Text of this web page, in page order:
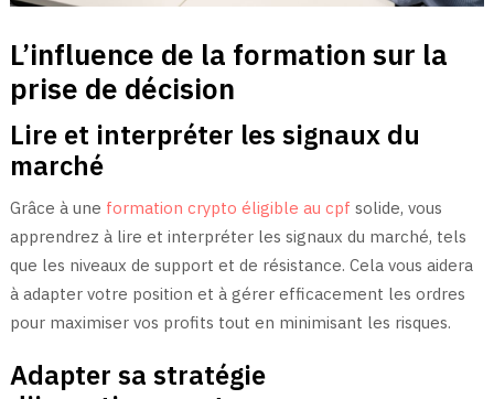
L’influence de la formation sur la
prise de décision
Lire et interpréter les signaux du
marché
Grâce à une formation crypto éligible au cpf solide, vous
apprendrez à lire et interpréter les signaux du marché, tels
que les niveaux de support et de résistance. Cela vous aidera
à adapter votre position et à gérer efficacement les ordres
pour maximiser vos profits tout en minimisant les risques.
Adapter sa stratégie